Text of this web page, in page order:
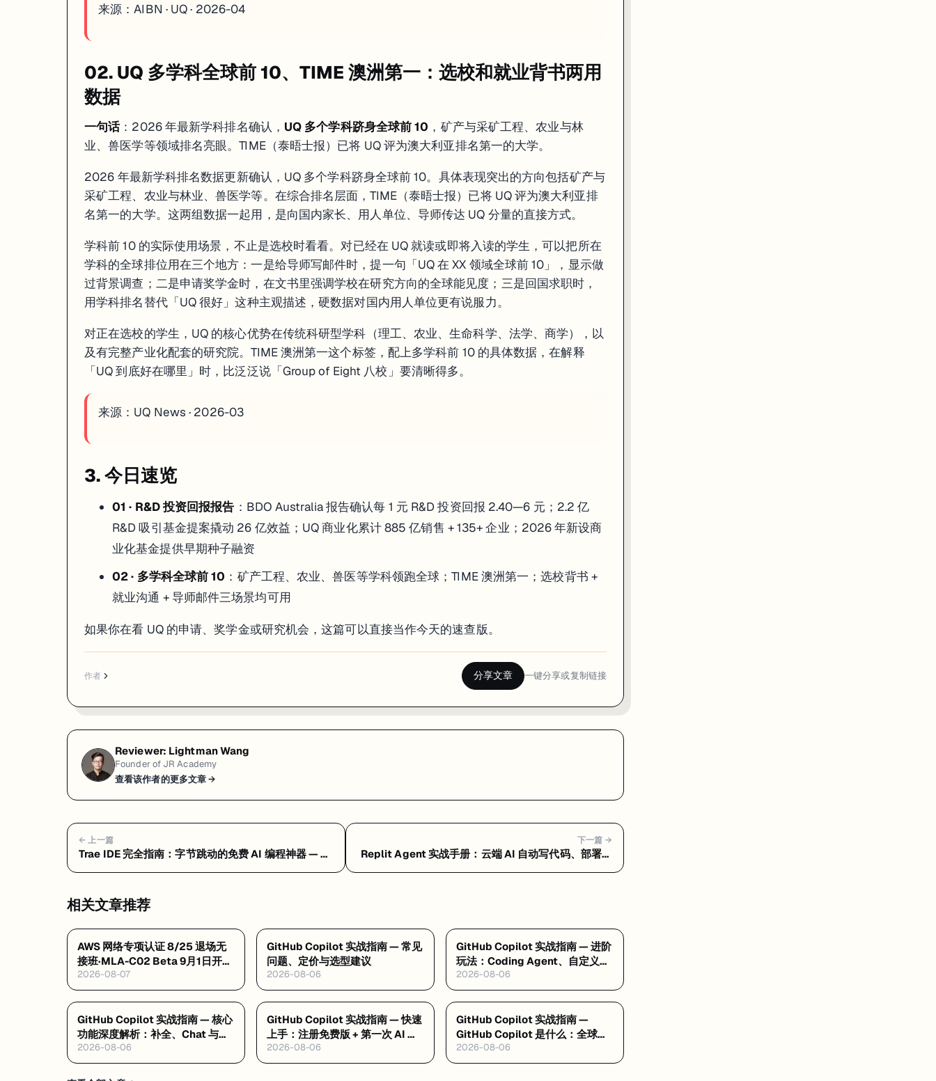
来源：AIBN · UQ · 2026-04
02. UQ 多学科全球前 10、TIME 澳洲第一：选校和就业背书两用
数据
一句话：2026 年最新学科排名确认， UQ 多个学科跻身全球前 10 ，矿产与采矿工程、农业与林
业、兽医学等领域排名亮眼。TIME（泰晤士报）已将 UQ 评为澳大利亚排名第一的大学。
2026 年最新学科排名数据更新确认，UQ 多个学科跻身全球前 10。具体表现突出的方向包括矿产与
采矿工程、农业与林业、兽医学等。在综合排名层面，TIME（泰晤士报）已将 UQ 评为澳大利亚排
名第一的大学。这两组数据一起用，是向国内家长、用人单位、导师传达 UQ 分量的直接方式。
学科前 10 的实际使用场景，不止是选校时看看。对已经在 UQ 就读或即将入读的学生，可以把所在
学科的全球排位用在三个地方：一是给导师写邮件时，提一句「UQ 在 XX 领域全球前 10」，显示做
过背景调查；二是申请奖学金时，在文书里强调学校在研究方向的全球能见度；三是回国求职时，
用学科排名替代「UQ 很好」这种主观描述，硬数据对国内用人单位更有说服力。
对正在选校的学生，UQ 的核心优势在传统科研型学科（理工、农业、生命科学、法学、商学），以
及有完整产业化配套的研究院。TIME 澳洲第一这个标签，配上多学科前 10 的具体数据，在解释
「UQ 到底好在哪里」时，比泛泛说「Group of Eight 八校」要清晰得多。
来源： UQ News · 2026-03
3. 今日速览
01 · R&D 投资回报报告 ：BDO Australia 报告确认每 1 元 R&D 投资回报 2.40—6 元；2.2 亿
R&D 吸引基金提案撬动 26 亿效益；UQ 商业化累计 885 亿销售 + 135+ 企业；2026 年新设商
业化基金提供早期种子融资
02 · 多学科全球前 10 ：矿产工程、农业、兽医等学科领跑全球；TIME 澳洲第一；选校背书 +
就业沟通 + 导师邮件三场景均可用
如果你在看 UQ 的申请、奖学金或研究机会，这篇可以直接当作今天的速查版。
作者 分享文章 一键分享或复制链接
Reviewer: Lightman Wang
Founder of JR Academy
查看该作者的更多文章 →
← 上一篇
Trae IDE 完全指南：字节跳动的免费 AI 编程神器 — 常
下一篇 →
Replit Agent 实战手册：云端 AI 自动写代码、部署一
相关文章推荐
AWS 网络专项认证 8/25 退场无
接班·MLA-C02 Beta 9月1日开报
$75·GAIL 零基础 $99 稀缺证
2026-08-07
GitHub Copilot 实战指南 — 常见
问题、定价与选型建议
2026-08-06
GitHub Copilot 实战指南 — 进阶
玩法：Coding Agent、自定义指
令与 MCP
2026-08-06
GitHub Copilot 实战指南 — 核心
功能深度解析：补全、Chat 与
Agent Mode
2026-08-06
GitHub Copilot 实战指南 — 快速
上手：注册免费版 + 第一次 AI 编
程
2026-08-06
GitHub Copilot 实战指南 —
GitHub Copilot 是什么：全球最
大的 AI 编程助手
2026-08-06